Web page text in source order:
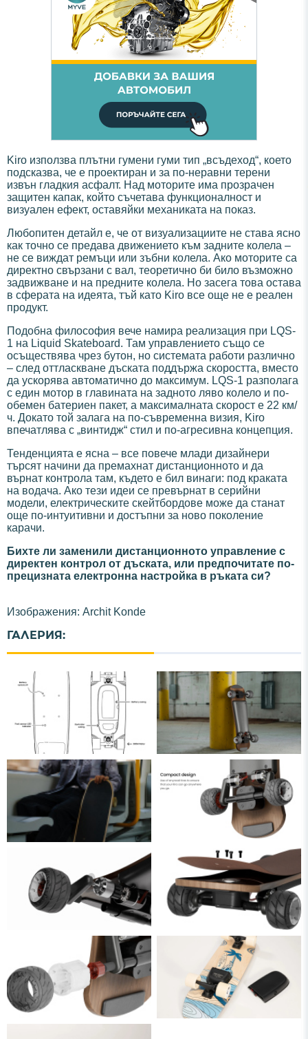
Kiro използва плътни гумени гуми тип „всъдеход“, което
подсказва, че е проектиран и за по-неравни терени
извън гладкия асфалт. Над моторите има прозрачен
защитен капак, който съчетава функционалност и
визуален ефект, оставяйки механиката на показ.
Любопитен детайл е, че от визуализациите не става ясно
как точно се предава движението към задните колела –
не се виждат ремъци или зъбни колела. Ако моторите са
директно свързани с вал, теоретично би било възможно
задвижване и на предните колела. Но засега това остава
в сферата на идеята, тъй като Kiro все още не е реален
продукт.
Подобна философия вече намира реализация при LQS-
1 на Liquid Skateboard. Там управлението също се
осъществява чрез бутон, но системата работи различно
– след оттласкване дъската поддържа скоростта, вместо
да ускорява автоматично до максимум. LQS-1 разполага
с един мотор в главината на задното ляво колело и по-
обемен батериен пакет, а максималната скорост е 22 км/
ч. Докато той залага на по-съвременна визия, Kiro
впечатлява с „винтидж“ стил и по-агресивна концепция.
Тенденцията е ясна – все повече млади дизайнери
търсят начини да премахнат дистанционното и да
върнат контрола там, където е бил винаги: под краката
на водача. Ако тези идеи се превърнат в серийни
модели, електрическите скейтбордове може да станат
още по-интуитивни и достъпни за ново поколение
карачи.
Бихте ли заменили дистанционното управление с
директен контрол от дъската, или предпочитате по-
прецизната електронна настройка в ръката си?
Изображения: Archit Konde
ГАЛЕРИЯ: